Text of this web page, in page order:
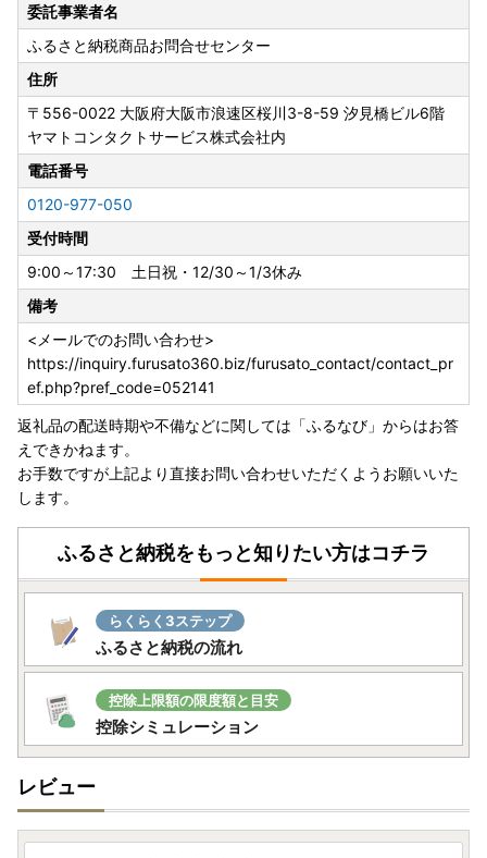
委託事業者名
ふるさと納税商品お問合せセンター
住所
〒556-0022 大阪府大阪市浪速区桜川3-8-59 汐見橋ビル6階
ヤマトコンタクトサービス株式会社内
電話番号
0120-977-050
受付時間
9:00～17:30 土日祝・12/30～1/3休み
備考
<メールでのお問い合わせ>
https://inquiry.furusato360.biz/furusato_contact/contact_pr
ef.php?pref_code=052141
返礼品の配送時期や不備などに関しては「ふるなび」からはお答
えできかねます。
お手数ですが上記より直接お問い合わせいただくようお願いいた
します。
ふるさと納税をもっと知りたい方はコチラ
らくらく3ステップ
ふるさと納税の流れ
控除上限額の限度額と目安
控除シミュレーション
レビュー